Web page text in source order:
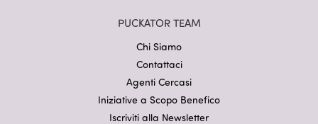
PUCKATOR TEAM
Chi Siamo
Contattaci
Agenti Cercasi
Iniziative a Scopo Benefico
Iscriviti alla Newsletter